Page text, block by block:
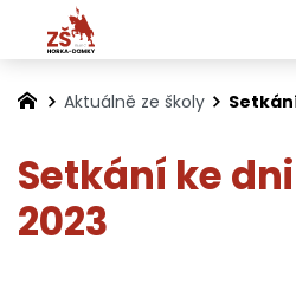
Aktuálně ze školy
Setkání ke
2023